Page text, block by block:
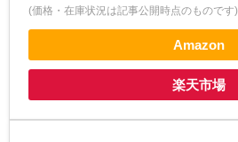
(価格・在庫状況は記事公開時点のものです)
Amazon
楽天市場